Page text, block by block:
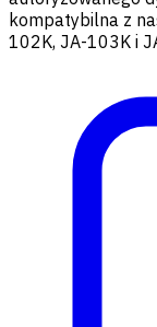
kompatybilna z
102K, JA-103K i